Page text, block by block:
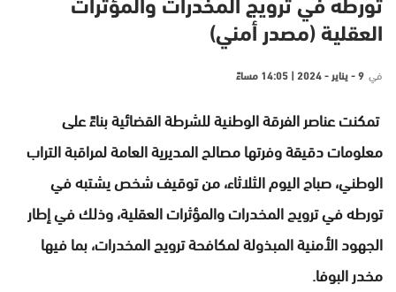
تورطه في ترويج المخدرات والمؤثرات
العقلية (مصدر أمني)
في 9 - يناير - 2024 | 14:05 مساءً
تمكنت عناصر الفرقة الوطنية للشرطة القضائية بناءً على
معلومات دقيقة وفرتها مصالح المديرية العامة لمراقبة التراب
الوطني، صباح اليوم الثلاثاء، من توقيف شخص يشتبه في
تورطه في ترويج المخدرات والمؤثرات العقلية، وذلك في إطار
الجهود الأمنية المبذولة لمكافحة ترويج المخدرات، بما فيها
مخدر البوفا.